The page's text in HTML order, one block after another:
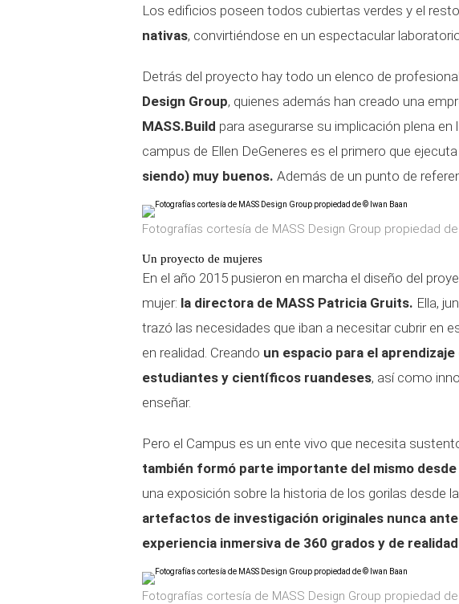
Los edificios poseen todos cubiertas verdes y el
nativas, convirtiéndose en un espectacular
Detrás del proyecto hay todo un elenco de
Design Group, quienes además han creado una
MASS.Build para asegurarse su implicación plena
campus de Ellen DeGeneres es el primero que
siendo) muy buenos. Además de un punto de
Fotografías cortesía de MASS Design Group propiedad
Un proyecto de mujeres
En el año 2015 pusieron en marcha el diseño del
mujer: la directora de MASS Patricia Gruits. Ella,
trazó las necesidades que iban a necesitar cubrir en
en realidad. Creando un espacio para el aprendizaje
estudiantes y científicos ruandeses, así como
enseñar.
Pero el Campus es un ente vivo que necesita
también formó parte importante del mismo
una exposición sobre la historia de los gorilas desde
artefactos de investigación originales nunca
experiencia inmersiva de 360 grados y de
Fotografías cortesía de MASS Design Group propiedad